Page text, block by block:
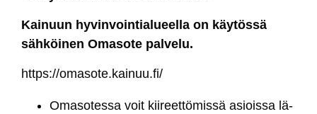
Kai­nuun hy­vin­voin­tia­lueel­la on käy­tös­sä
säh­köi­nen Oma­so­te pal­ve­lu.
https://oma­so­te.kai­nuu.fi/
Oma­so­tes­sa voit kii­reet­tö­mis­sä asiois­sa lä­